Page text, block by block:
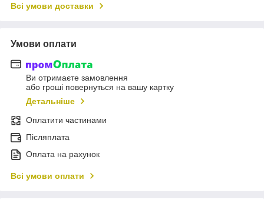
Всі умови доставки
Умови оплати
Ви отримаєте замовлення
або гроші повернуться на вашу картку
Детальніше
Оплатити частинами
Післяплата
Оплата на рахунок
Всі умови оплати